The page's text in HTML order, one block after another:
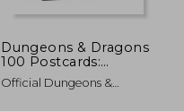
Dungeons & Dragons
100 Postcards:
Archival art From
Every Edition (en
Official Dungeons &